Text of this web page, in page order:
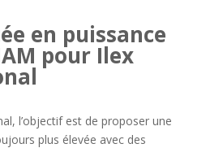
en puissance
pour Ilex
l’objectif est de proposer une
plus élevée avec des